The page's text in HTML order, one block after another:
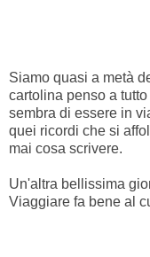
Siamo quasi a metà
cartolina penso a
sembra di essere in
quei ricordi che si
mai cosa scrivere.
Un'altra bellissima
Viaggiare fa bene al